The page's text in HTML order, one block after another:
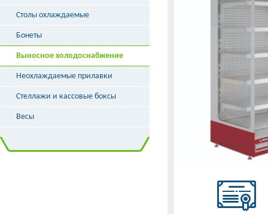
Столы охлаждаемые
Бонеты
Выносное холодоснабжение
Неохлаждаемые прилавки
Стеллажи и кассовые боксы
Весы